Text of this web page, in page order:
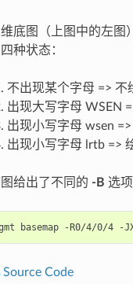
底图（上图中的左图
种状态：
不出现某个字母 => 不
出现大写字母 WSEN
出现小写字母 wsen
出现小写字母 lrtb =>
图给出了不同的 -B 选
basemap -R0/4/0/4 -
Source Code